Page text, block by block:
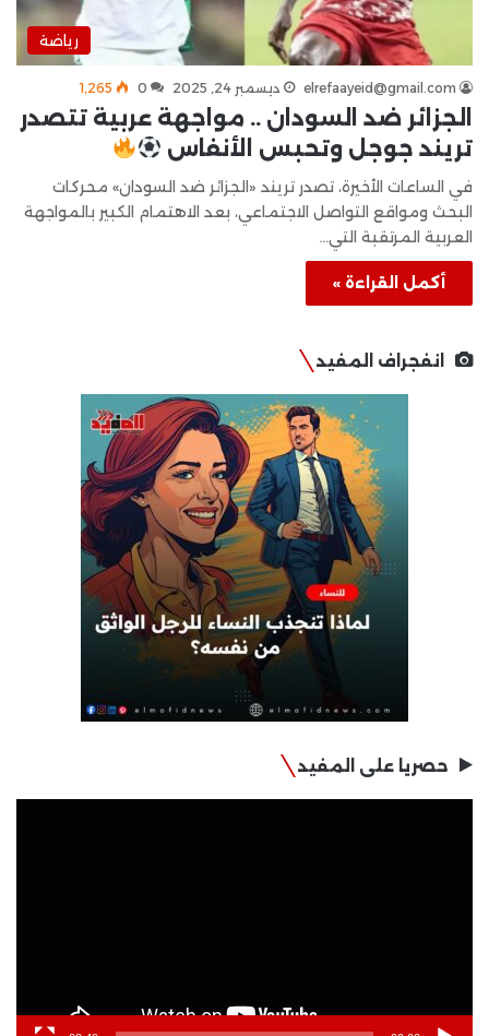
رياضة
elrefaayeid@gmail.com ديسمبر 24, 2025 0 1٬265
الجزائر ضد السودان .. مواجهة عربية تتصدر
تريند جوجل وتحبس الأنفاس
في الساعات الأخيرة، تصدر تريند «الجزائر ضد السودان» محركات
البحث ومواقع التواصل الاجتماعي، بعد الاهتمام الكبير بالمواجهة
العربية المرتقبة التي…
أكمل القراءة »
انفجراف المفيد
حصريا على المفيد